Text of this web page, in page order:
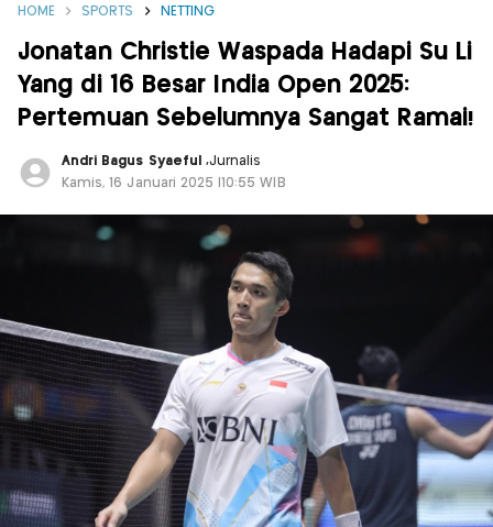
HOME SPORTS NETTING
Jonatan Christie Waspada Hadapi Su Li
Yang di 16 Besar India Open 2025:
Pertemuan Sebelumnya Sangat Ramai!
Andri Bagus Syaeful ,Jurnalis
Kamis, 16 Januari 2025 |10:55 WIB